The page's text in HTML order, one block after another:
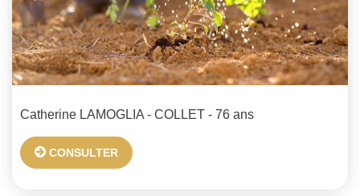
Catherine LAMOGLIA - COLLET - 76 ans
CONSULTER